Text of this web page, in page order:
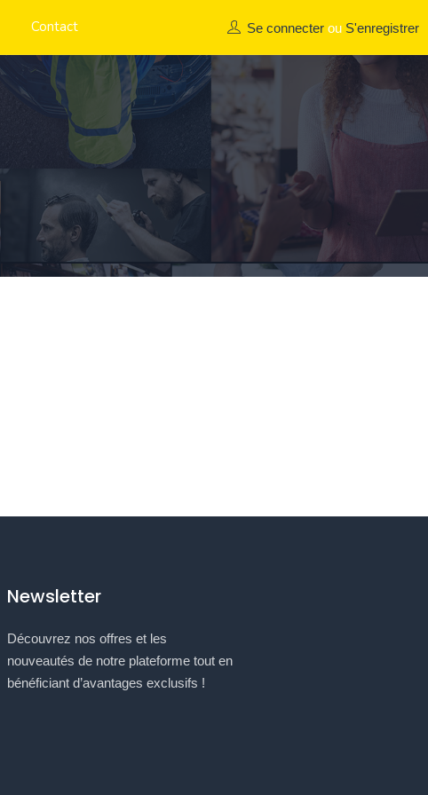
Contact Se connecter ou S'enregistrer
Newsletter
Découvrez nos offres et les
nouveautés de notre plateforme tout en
bénéficiant d’avantages exclusifs !